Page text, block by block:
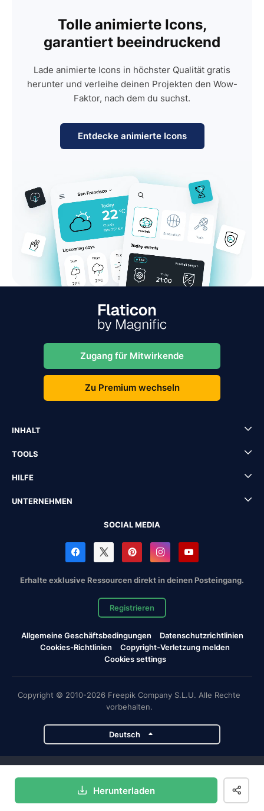
Herunterladen
Tolle animierte Icons,
garantiert beeindruckend
Lade animierte Icons in höchster Qualität gratis
herunter und verleihe deinen Projekten den Wow-
Faktor, nach dem du suchst.
Entdecke animierte Icons
Zugang für Mitwirkende
Zu Premium wechseln
INHALT
TOOLS
HILFE
UNTERNEHMEN
SOCIAL MEDIA
Erhalte exklusive Ressourcen direkt in deinen Posteingang.
Registrieren
Allgemeine Geschäftsbedingungen
Datenschutzrichtlinien
Cookies-Richtlinien
Copyright-Verletzung melden
Cookies settings
Copyright © 2010-2026 Freepik Company S.L.U. Alle Rechte
vorbehalten.
Deutsch
Magnific Flaticon